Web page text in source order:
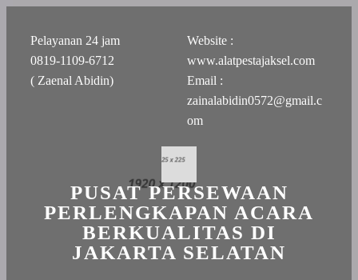
Pelayanan 24 jam
0819-1109-6712
( Zaenal Abidin)
Website :
www.alatpestajaksel.com
Email :
zainalabidin0572@gmail.c
om
PUSAT PERSEWAAN
PERLENGKAPAN ACARA
BERKUALITAS DI
JAKARTA SELATAN